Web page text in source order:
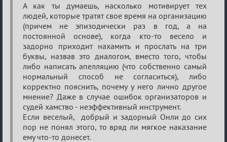
А как ты думаешь, насколько мотивирует тех
людей, которые тратят свое время на организацию
(причем не эпизодически раз в год, а на
постоянной основе), когда кто-то весело и
задорно приходит нахамить и прослать на три
буквы, назвав это диалогом, вместо того, чтобы
либо написать апелляцию (что собственно самый
нормальный способ не согласиться), либо
корректно пояснить, почему у него лично другое
мнение? Даже в случае ошибок организаторов и
судей хамство - неэффективный инструмент.
Если веселый, добрый и задорный Онли до сих
пор не понял этого, то вряд ли мягкое наказание
ему что-то донесет.